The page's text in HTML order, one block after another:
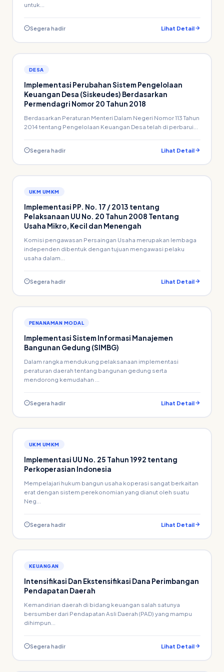
untuk...
Segera hadir Lihat Detail
DESA
Implementasi Perubahan Sistem Pengelolaan
Keuangan Desa (Siskeudes) Berdasarkan
Permendagri Nomor 20 Tahun 2018
Berdasarkan Peraturan Menteri Dalam Negeri Nomor 113 Tahun
2014 tentang Pengelolaan Keuangan Desa telah di perbarui...
Segera hadir Lihat Detail
UKM UMKM
Implementasi PP. No. 17 / 2013 tentang
Pelaksanaan UU No. 20 Tahun 2008 Tentang
Usaha Mikro, Kecil dan Menengah
Komisi pengawasan Persaingan Usaha merupakan lembaga
independen dibentuk dengan tujuan mengawasi pelaku
usaha dalam...
Segera hadir Lihat Detail
PENANAMAN MODAL
Implementasi Sistem Informasi Manajemen
Bangunan Gedung (SIMBG)
Dalam rangka mendukung pelaksanaan implementasi
peraturan daerah tentang bangunan gedung serta
mendorong kemudahan ...
Segera hadir Lihat Detail
UKM UMKM
Implementasi UU No. 25 Tahun 1992 tentang
Perkoperasian Indonesia
Mempelajari hukum bangun usaha koperasi sangat berkaitan
erat dengan sistem perekonomian yang dianut oleh suatu
Neg...
Segera hadir Lihat Detail
KEUANGAN
Intensifikasi Dan Ekstensifikasi Dana Perimbangan
Pendapatan Daerah
Kemandirian daerah di bidang keuangan salah satunya
bersumber dari Pendapatan Asli Daerah (PAD) yang mampu
dihimpun...
Segera hadir Lihat Detail